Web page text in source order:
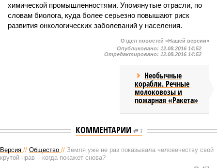
химической промышленностями. Упомянутые отрасли, по
словам биолога, куда более серьезно повышают риск
развития онкологических заболеваний у населения.
Отдел новостей «Нашей версии»
Опубликовано: 12.08.2016 14:52
Отредактировано: 12.08.2016 14:52
Необычные
корабли. Речные
молоковозы и
пожарная «Ракета»
КОММЕНТАРИИ 3
Версия // Общество // Земля уже не раз показывала человечеству свой
крутой нрав – когда покажет снова?